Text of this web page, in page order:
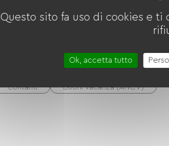
contanti Buoni vacanza (ANCV)
Questo sito fa uso di cookies e ti
Ok, accetta tutto